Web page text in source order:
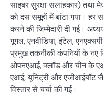
साइबर सुरक्षा सलाहकार) तथा
को दस समूहों में बांटा गया।
करने की जिम्मेदारी दी गई।
गूगल, एनवीडिया, इंटेल,
प्रमुख तकनीकी कंपनियों के नए
ओपनएआई, क्लॉड और चीन के
एआई, यूनिट्री और एजीआईबॉट
विस्तार से चर्चा की गई।